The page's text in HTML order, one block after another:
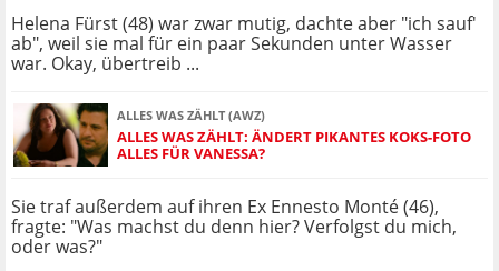
Helena Fürst (48) war zwar mutig, dachte aber "ich sauf'
ab", weil sie mal für ein paar Sekunden unter Wasser
war. Okay, übertreib ...
ALLES WAS ZÄHLT (AWZ)
ALLES WAS ZÄHLT: ÄNDERT PIKANTES KOKS-FOTO
ALLES FÜR VANESSA?
Sie traf außerdem auf ihren Ex Ennesto Monté (46),
fragte: "Was machst du denn hier? Verfolgst du mich,
oder was?"